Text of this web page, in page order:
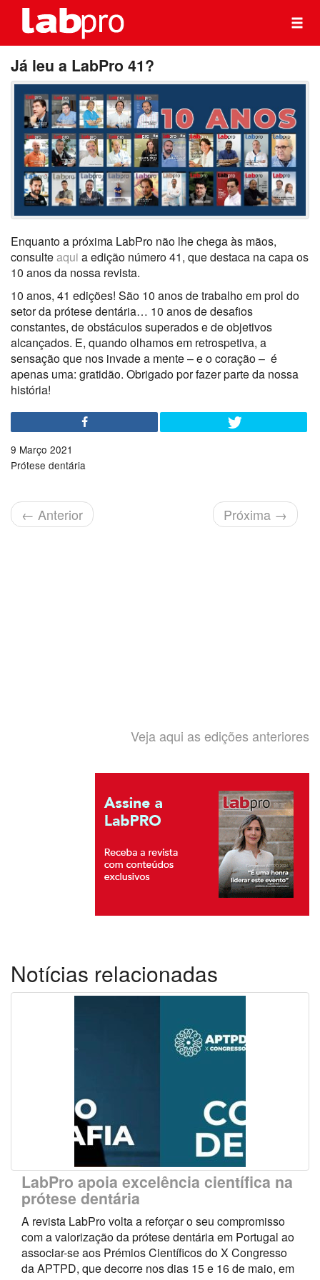
Já leu a LabPro 41?
Enquanto a próxima LabPro não lhe chega às mãos,
consulteaqui a edição número 41, que destaca na capa os
10 anos da nossa revista.
10 anos, 41 edições! São 10 anos de trabalho em prol do
setor da prótese dentária… 10 anos de desafios
constantes, de obstáculos superados e de objetivos
alcançados. E, quando olhamos em retrospetiva, a
sensação que nos invade a mente – e o coração – é
apenas uma: gratidão. Obrigado por fazer parte da nossa
história!
9 Março 2021
Prótese dentária
← Anterior Próxima →
Veja aqui as edições anteriores
Notícias relacionadas
LabPro apoia excelência científica na
prótese dentária
A revista LabPro volta a reforçar o seu compromisso
com a valorização da prótese dentária em Portugal ao
associar-se aos Prémios Científicos do X Congresso
da APTPD, que decorre nos dias 15 e 16 de maio, em